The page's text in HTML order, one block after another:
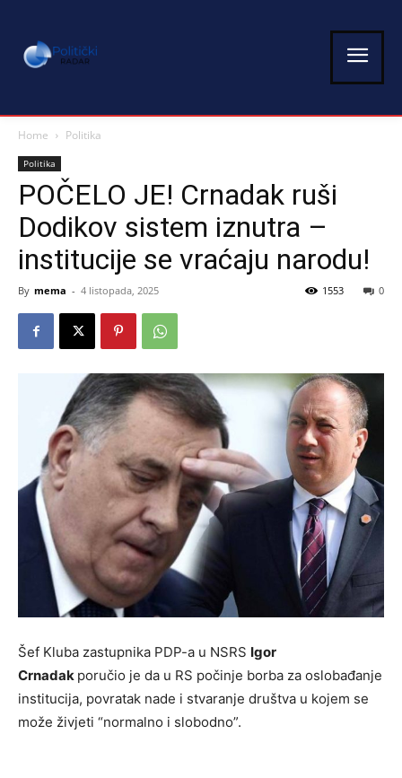
Home Politika
Politika
POČELO JE! Crnadak ruši
Dodikov sistem iznutra –
institucije se vraćaju narodu!
By mema - 4 listopada, 2025 0
1553
Šef Kluba zastupnika PDP-a u NSRS Igor
Crnadak poručio je da u RS počinje borba za oslobađanje
institucija, povratak nade i stvaranje društva u kojem se
može živjeti “normalno i slobodno”.